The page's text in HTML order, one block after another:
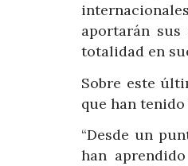
aportarán
totalidad en
Sobre este
que han
“Desde un
han